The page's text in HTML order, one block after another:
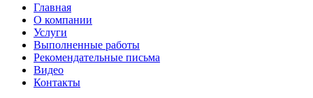
Главная
О компании
Услуги
Выполненные работы
Рекомендательные письма
Видео
Контакты